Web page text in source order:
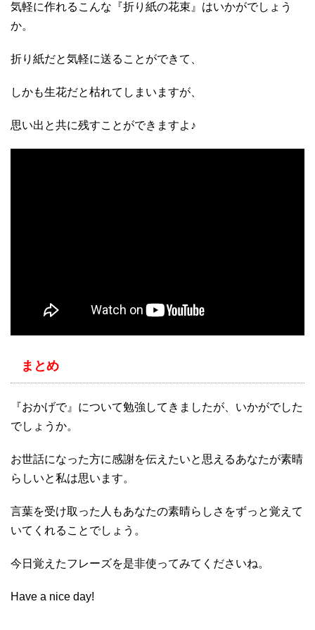
気軽に作れるこんな『折り紙の花束』はいかがでしょう
か。
折り紙だと気軽に送ることができて、
しかも生花だと枯れてしまいますが、
思い出と共に残すことができますよ♪
まとめ
『おかげで』について勉強してきましたが、いかがでした
でしょうか。
お世話になった方に感謝を伝えたいと思えるあなたが素晴
らしいと私は思います。
言葉を受け取った人もあなたの素晴らしさをずっと覚えて
いてくれることでしょう。
今日覚えたフレーズを是非使ってみてくださいね。
Have a nice day!